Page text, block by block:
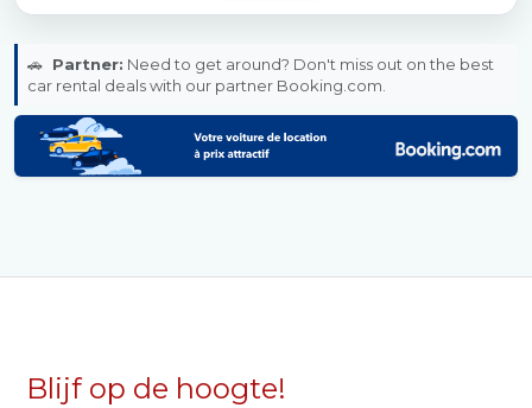
🚗 Partner: Need to get around? Don't miss out on the best
car rental deals with our partner Booking.com.
Blijf op de hoogte!